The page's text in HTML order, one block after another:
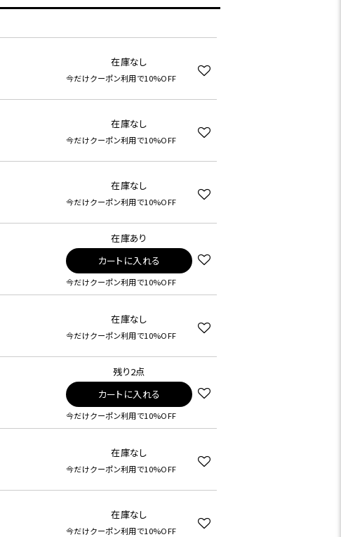
在庫なし
今だけクーポン利用で10%OFF
在庫なし
今だけクーポン利用で10%OFF
在庫なし
今だけクーポン利用で10%OFF
在庫あり
カートに入れる
今だけクーポン利用で10%OFF
在庫なし
今だけクーポン利用で10%OFF
残り2点
カートに入れる
今だけクーポン利用で10%OFF
在庫なし
今だけクーポン利用で10%OFF
在庫なし
今だけクーポン利用で10%OFF